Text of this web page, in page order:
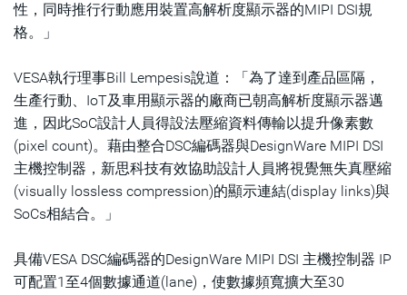
性，同時推行行動應用裝置高解析度顯示器的MIPI DSI規
格。」
VESA執行理事Bill Lempesis說道：「為了達到產品區隔，
生產行動、IoT及車用顯示器的廠商已朝高解析度顯示器邁
進，因此SoC設計人員得設法壓縮資料傳輸以提升像素數
(pixel count)。藉由整合DSC編碼器與DesignWare MIPI DSI
主機控制器，新思科技有效協助設計人員將視覺無失真壓縮
(visually lossless compression)的顯示連結(display links)與
SoCs相結合。」
具備VESA DSC編碼器的DesignWare MIPI DSI 主機控制器 IP
可配置1至4個數據通道(lane)，使數據頻寬擴大至30